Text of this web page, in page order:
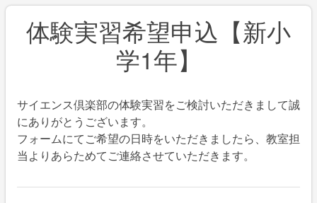
体験実習希望申込【新小
学1年】
サイエンス倶楽部の体験実習をご検討いただきまして誠
にありがとうございます。
フォームにてご希望の日時をいただきましたら、教室担
当よりあらためてご連絡させていただきます。